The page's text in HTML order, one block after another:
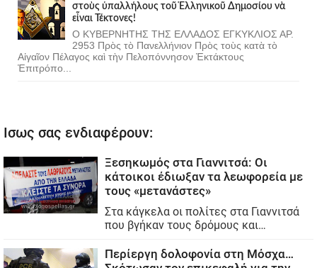
στοὺς ὑπαλλήλους τοῦ Ἑλληνικοῦ Δημοσίου νὰ
εἶναι Τέκτονες!
Ο ΚΥΒΕΡΝΗΤΗΣ ΤΗΣ ΕΛΛΑΔΟΣ ΕΓΚΥΚΛΙΟΣ ΑΡ.
2953 Πρὸς τὸ Πανελλήνιον Πρὸς τοὺς κατὰ τὸ
Αἰγαῖον Πέλαγος καὶ τὴν Πελοπόννησον Ἐκτάκτους
Ἐπιτρόπο...